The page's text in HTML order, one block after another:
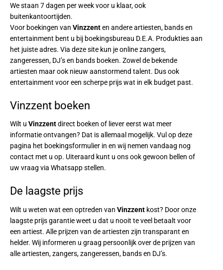
We staan 7 dagen per week voor u klaar, ook
buitenkantoortijden.
Voor boekingen van Vinzzenten andere artiesten, bands en
entertainment bent u bij boekingsbureau D.E.A. Produkties aan
het juiste adres. Via deze site kun je online zangers,
zangeressen, DJ’s en bands boeken. Zowel de bekende
artiesten maar ook nieuw aanstormend talent. Dus ook
entertainment voor een scherpe prijs wat in elk budget past.
Vinzzent boeken
Wilt u Vinzzentdirect boeken of liever eerst wat meer
informatie ontvangen? Dat is allemaal mogelijk. Vul op deze
pagina het boekingsformulier in en wij nemen vandaag nog
contact met u op. Uiteraard kunt u ons ook gewoon bellen of
uw vraag via Whatsapp stellen.
De laagste prijs
Wilt u weten wat een optreden van Vinzzent kost? Door onze
laagste prijs garantie weet u dat u nooit te veel betaalt voor
een artiest. Alle prijzen van de artiesten zijn transparant en
helder. Wij informeren u graag persoonlijk over de prijzen van
alle artiesten, zangers, zangeressen, bands en DJ’s.